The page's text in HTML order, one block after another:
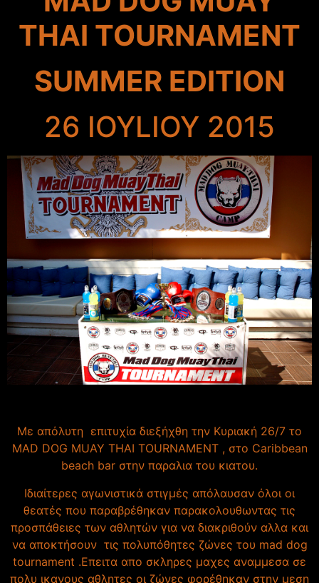
THAI TOURNAMENT
SUMMER EDITION
26 IOYLIOY 2015
Με απόλυτη επιτυχία διεξήχθη την Κυριακή 26/7 το
MAD DOG MUAY THAI TOURNAMENT , στο Caribbean
beach bar στην παραλια του κιατου.
Ιδιαίτερες αγωνιστικά στιγμές απόλαυσαν όλοι οι
θεατές που παραβρέθηκαν παρακολουθωντας τις
προσπάθειες των αθλητών για να διακριθούν αλλα και
να αποκτήσουν τις πολυπόθητες ζώνες του mad dog
tournament .Επειτα απο σκληρες μαχες αναμμεσα σε
πολυ ικανους αθλητες οι ζώνες φορέθηκαν στην μεση